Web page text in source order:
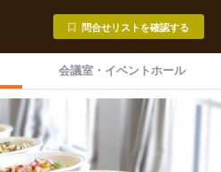
問合せリストを確認する
会議室・ イベントホール